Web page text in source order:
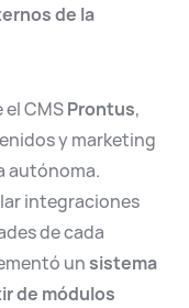
de la
CMSProntus,
y marketing
autónoma.
integraciones
de cada
unsistema
de módulos